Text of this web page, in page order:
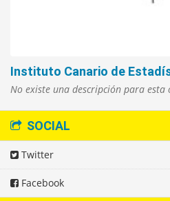
Instituto Canario de
No existe una descripción para esta
SOCIAL
Twitter
Facebook